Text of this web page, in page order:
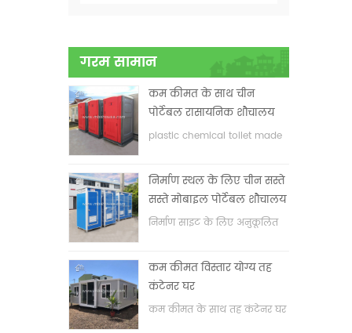
गरम सामान
कम कीमत के साथ चीन
पोर्टेबल रासायनिक शौचालय
plastic chemical toilet made
निर्माण स्थल के लिए चीन सस्ते
सस्ते मोबाइल पोर्टेबल शौचालय
निर्माण साइट के लिए अनुकूलित
कम कीमत विस्तार योग्य तह
कंटेनर घर
कम कीमत के साथ तह कंटेनर घर